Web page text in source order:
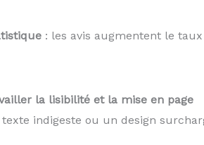
: les avis augmentent le
la lisibilité et la mise en page
texte indigeste ou un design